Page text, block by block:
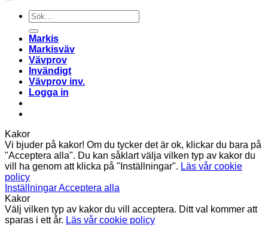
Sök
efter:
Markis
Markisväv
Vävprov
Invändigt
Vävprov inv.
Logga in
Kakor
Vi bjuder på kakor! Om du tycker det är ok, klickar du bara på
"Acceptera alla". Du kan såklart välja vilken typ av kakor du
vill ha genom att klicka på "Inställningar". Läs vår cookie
policy
InställningarAcceptera alla
Kakor
Välj vilken typ av kakor du vill acceptera. Ditt val kommer att
sparas i ett år. Läs vår cookie policy